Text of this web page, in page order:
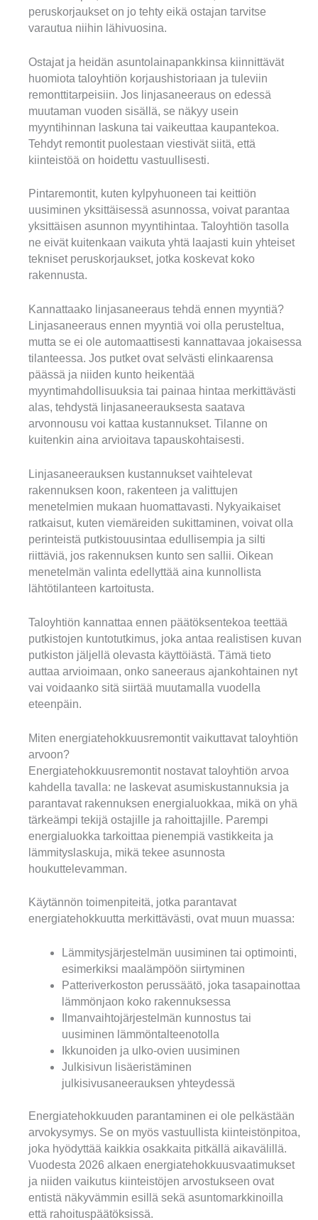
peruskorjaukset on jo tehty eikä ostajan tarvitse
varautua niihin lähivuosina.
Ostajat ja heidän asuntolainapankkinsa kiinnittävät
huomiota taloyhtiön korjaushistoriaan ja tuleviin
remonttitarpeisiin. Jos linjasaneeraus on edessä
muutaman vuoden sisällä, se näkyy usein
myyntihinnan laskuna tai vaikeuttaa kaupantekoa.
Tehdyt remontit puolestaan viestivät siitä, että
kiinteistöä on hoidettu vastuullisesti.
Pintaremontit, kuten kylpyhuoneen tai keittiön
uusiminen yksittäisessä asunnossa, voivat parantaa
yksittäisen asunnon myyntihintaa. Taloyhtiön tasolla
ne eivät kuitenkaan vaikuta yhtä laajasti kuin yhteiset
tekniset peruskorjaukset, jotka koskevat koko
rakennusta.
Kannattaako linjasaneeraus tehdä ennen myyntiä?
Linjasaneeraus ennen myyntiä voi olla perusteltua,
mutta se ei ole automaattisesti kannattavaa jokaisessa
tilanteessa. Jos putket ovat selvästi elinkaarensa
päässä ja niiden kunto heikentää
myyntimahdollisuuksia tai painaa hintaa merkittävästi
alas, tehdystä linjasaneerauksesta saatava
arvonnousu voi kattaa kustannukset. Tilanne on
kuitenkin aina arvioitava tapauskohtaisesti.
Linjasaneerauksen kustannukset vaihtelevat
rakennuksen koon, rakenteen ja valittujen
menetelmien mukaan huomattavasti. Nykyaikaiset
ratkaisut, kuten viemäreiden sukittaminen, voivat olla
perinteistä putkistouusintaa edullisempia ja silti
riittäviä, jos rakennuksen kunto sen sallii. Oikean
menetelmän valinta edellyttää aina kunnollista
lähtötilanteen kartoitusta.
Taloyhtiön kannattaa ennen päätöksentekoa teettää
putkistojen kuntotutkimus, joka antaa realistisen kuvan
putkiston jäljellä olevasta käyttöiästä. Tämä tieto
auttaa arvioimaan, onko saneeraus ajankohtainen nyt
vai voidaanko sitä siirtää muutamalla vuodella
eteenpäin.
Miten energiatehokkuusremontit vaikuttavat taloyhtiön
arvoon?
Energiatehokkuusremontit nostavat taloyhtiön arvoa
kahdella tavalla: ne laskevat asumiskustannuksia ja
parantavat rakennuksen energialuokkaa, mikä on yhä
tärkeämpi tekijä ostajille ja rahoittajille. Parempi
energialuokka tarkoittaa pienempiä vastikkeita ja
lämmityslaskuja, mikä tekee asunnosta
houkuttelevamman.
Käytännön toimenpiteitä, jotka parantavat
energiatehokkuutta merkittävästi, ovat muun muassa:
Lämmitysjärjestelmän uusiminen tai optimointi,
esimerkiksi maalämpöön siirtyminen
Patteriverkoston perussäätö, joka tasapainottaa
lämmönjaon koko rakennuksessa
Ilmanvaihtojärjestelmän kunnostus tai
uusiminen lämmöntalteenotolla
Ikkunoiden ja ulko-ovien uusiminen
Julkisivun lisäeristäminen
julkisivusaneerauksen yhteydessä
Energiatehokkuuden parantaminen ei ole pelkästään
arvokysymys. Se on myös vastuullista kiinteistönpitoa,
joka hyödyttää kaikkia osakkaita pitkällä aikavälillä.
Vuodesta 2026 alkaen energiatehokkuusvaatimukset
ja niiden vaikutus kiinteistöjen arvostukseen ovat
entistä näkyvämmin esillä sekä asuntomarkkinoilla
että rahoituspäätöksissä.